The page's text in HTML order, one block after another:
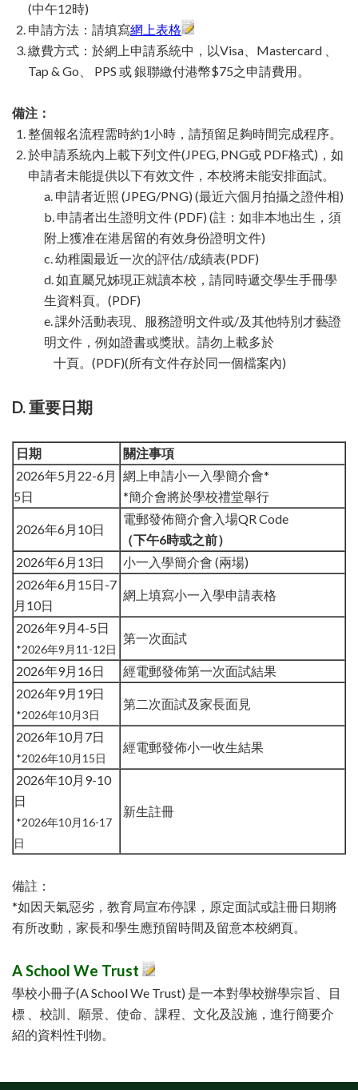
(中午12時)
申請方法：請填寫網上表格
繳費方式：於網上申請系統中，以Visa、Mastercard 、
Tap & Go、 PPS 或 銀聯繳付港幣$75之申請費用。
備注：
整個報名流程需時約1小時，請預留足夠時間完成程序。
於申請系統內上載下列文件(JPEG, PNG或 PDF格式)，如
申請者未能提供以下有效文件，本校將未能安排面試。
a. 申請者近照 (JPEG/PNG) (最近六個月拍攝之證件相)
b. 申請者出生證明文件 (PDF) (註：如非本地出生，須
附上獲准在港居留的有效身份證明文件)
c. 幼稚園最近一次的評估/成績表(PDF)
d. 如直屬兄姊現正就讀本校，請同時遞交學生手冊學
生資料頁。(PDF)
e. 課外活動表現、服務證明文件或/及其他特別才藝證
明文件，例如證書或獎狀。請勿上載多於
十頁。(PDF)(所有文件存於同一個檔案內)
D. 重要日期
日期
關注事項
2026年5月22-6月
5日
網上申請小一入學簡介會*
*簡介會將於學校禮堂舉行
2026年6月10日
電郵發佈簡介會入場QR Code
（下午6時或之前）
2026年6月13日
小一入學簡介會 (兩場)
2026年6月15日-7
月10日
網上填寫小一入學申請表格
2026年9月4-5日
*2026年9月11-12日
第一次面試
2026年9月16日
經電郵發佈第一次面試結果
2026年9月19日
*2026年10月3日
第二次面試及家長面見
2026年10月7日
*2026年10月15日
經電郵發佈小一收生結果
2026年10月9-10
日
*2026年10月16-17
日
新生註冊
備註：
*如因天氣惡劣，教育局宣布停課，原定面試或註冊日期將
有所改動，家長和學生應預留時間及留意本校網頁。
A School We Trust
學校小冊子(A School We Trust) 是一本對學校辦學宗旨、目
標 、校訓、願景、使命、課程、文化及設施，進行簡要介
紹的資料性刊物。